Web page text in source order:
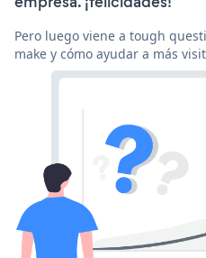
Pero luego viene a tough
make y cómo ayudar a más